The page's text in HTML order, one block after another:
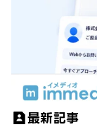
最新記事